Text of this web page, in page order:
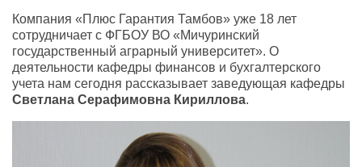
Компания «Плюс Гарантия Тамбов» уже 18 лет
сотрудничает с ФГБОУ ВО «Мичуринский
государственный аграрный университет». О
деятельности кафедры финансов и бухгалтерского
учета нам сегодня рассказывает заведующая кафедры
Светлана Серафимовна Кириллова.